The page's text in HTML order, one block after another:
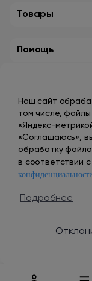
Наш сайт
том числе,
«Яндекс-
«Соглашаюсь»,
обработку
в соответствии
Подробнее
Товары
Помощь
© 1998 – 2024